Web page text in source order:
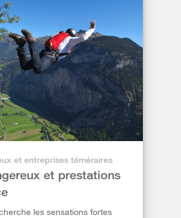
et entreprises téméraires
et prestations
les sensations fortes